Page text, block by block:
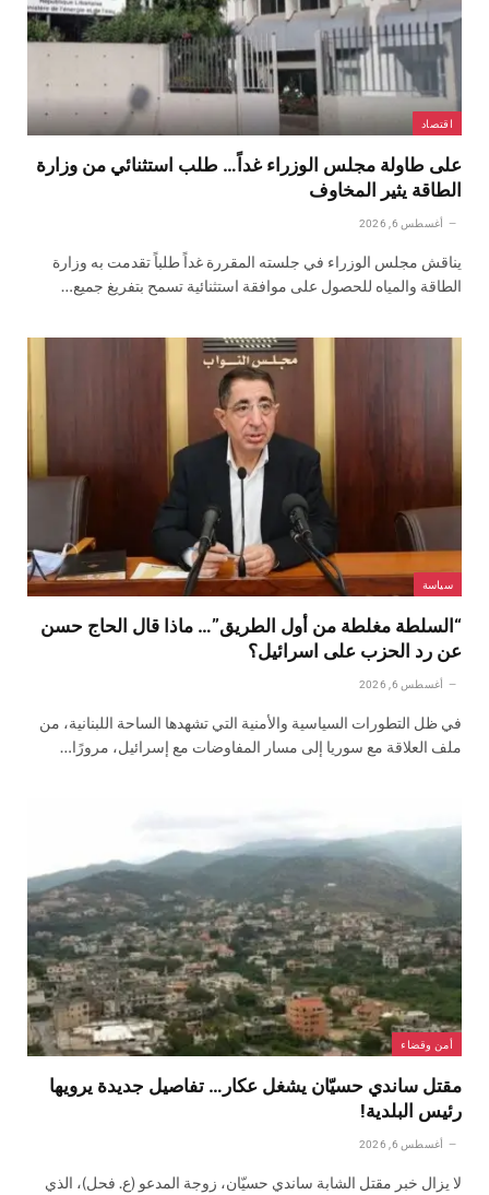
اقتصاد
على طاولة مجلس الوزراء غداً… طلب استثنائي من وزارة
الطاقة يثير المخاوف
أغسطس 6, 2026
يناقش مجلس الوزراء في جلسته المقررة غداً طلباً تقدمت به وزارة
الطاقة والمياه للحصول على موافقة استثنائية تسمح بتفريغ جميع…
سياسة
“السلطة مغلطة من أول الطريق”… ماذا قال الحاج حسن
عن رد الحزب على اسرائيل؟
أغسطس 6, 2026
في ظل التطورات السياسية والأمنية التي تشهدها الساحة اللبنانية، من
ملف العلاقة مع سوريا إلى مسار المفاوضات مع إسرائيل، مرورًا…
أمن وقضاء
مقتل ساندي حسيّان يشغل عكار… تفاصيل جديدة يرويها
رئيس البلدية!
أغسطس 6, 2026
لا يزال خبر مقتل الشابة ساندي حسيّان، زوجة المدعو (ع. فحل)، الذي